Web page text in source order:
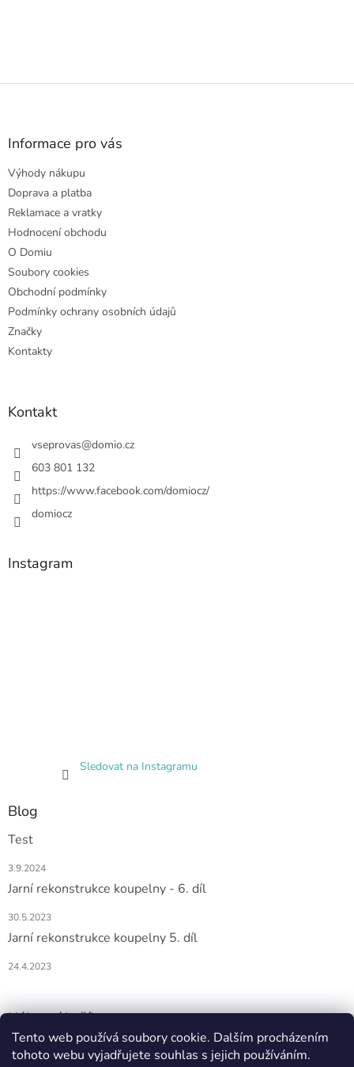
Tento web používá soubory cookie. Dalším procházením
tohoto webu vyjadřujete souhlas s jejich používáním.
Z
Informace pro vás
Výhody nákupu
Doprava a platba
Reklamace a vratky
Hodnocení obchodu
O Domiu
Soubory cookies
Obchodní podmínky
Podmínky ochrany osobních údajů
Značky
Kontakty
Kontakt
vseprovas@domio.cz
603 801 132
https://www.facebook.com/domiocz/
domiocz
Instagram
Sledovat na Instagramu
Blog
Test
3.9.2024
Jarní rekonstrukce koupelny - 6. díl
30.5.2023
Jarní rekonstrukce koupelny 5. díl
24.4.2023
Nákupní košík
0KS /0 KČ